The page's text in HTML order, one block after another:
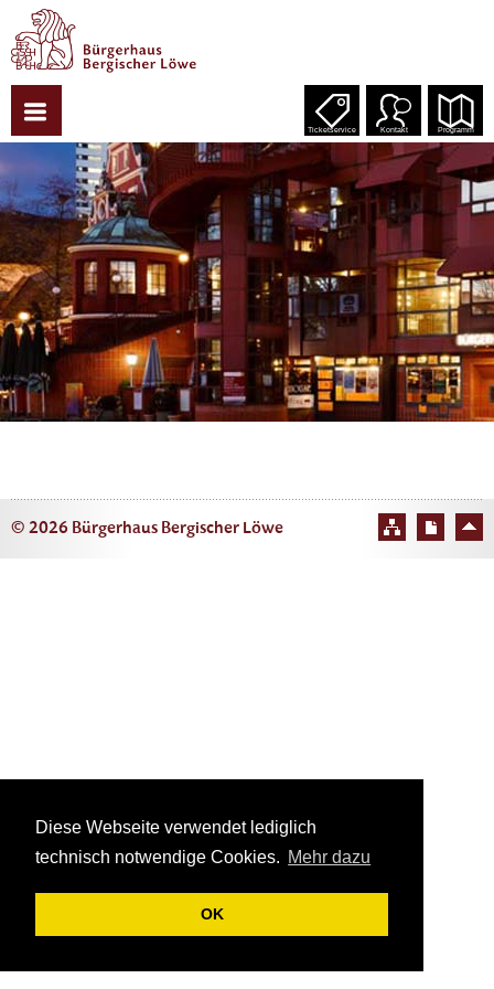
Diese Webseite verwendet lediglich
technisch notwendige Cookies. Mehr dazu
OK
Ticketservice Kontakt Programm
© 2026 Bürgerhaus Bergischer Löwe